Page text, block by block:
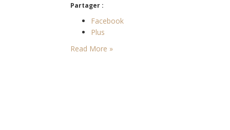
Partager :
Facebook
Plus
Read More »